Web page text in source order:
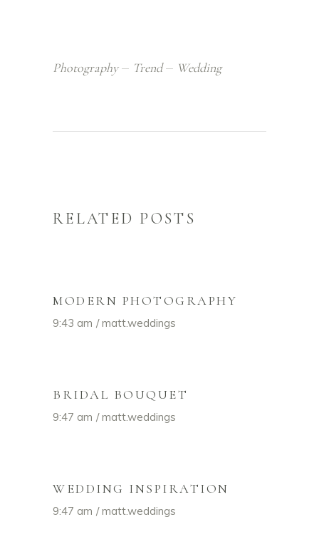
Photography Trend Wedding
RELATED POSTS
MODERN PHOTOGRAPHY
9:43 am matt.weddings
BRIDAL BOUQUET
9:47 am matt.weddings
WEDDING INSPIRATION
9:47 am matt.weddings